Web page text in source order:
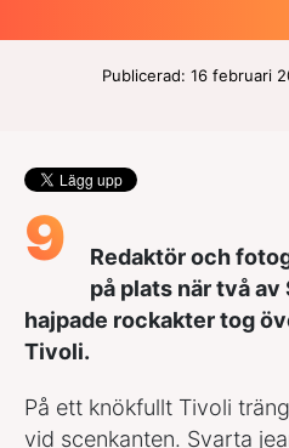
Publicerad: 16 februari
9
Redaktör och
på plats när två
hajpade rockakter tog
Tivoli.
På ett knökfullt Tivoli
vid scenkanten. Svarta